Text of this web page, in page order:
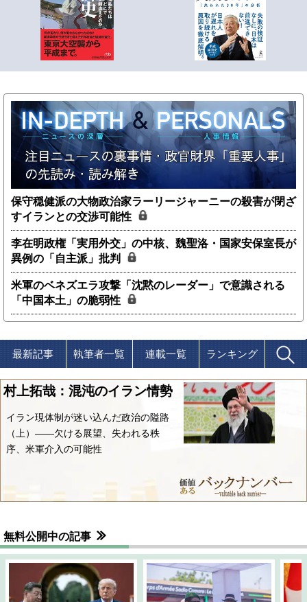
保守穏健派の大物政治家ラーリージャーニーの殺害が閉ざ
すイランとの交渉可能性
李在明政権「実用外交」の中核、魏聖洛・国家安保室長が
異例の「自主派」批判
米軍のベネズエラ攻撃「沈黙のレーダー」で意識される
「中国本土」の脆弱性
最新記事 執筆者一覧 連載一覧 ランキング
村上拓哉：混沌のイラン情勢
イラン現体制が迷い込んだ政治の隘路
（上）――欠ける展望、失われる秩
序、米軍介入の可能性
無料公開中の記事